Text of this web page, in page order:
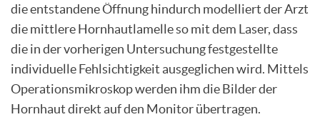
die entstandene Öffnung hindurch modelliert der Arzt
die mittlere Hornhautlamelle so mit dem Laser, dass
die in der vorherigen Untersuchung festgestellte
individuelle Fehlsichtigkeit ausgeglichen wird. Mittels
Operationsmikroskop werden ihm die Bilder der
Hornhaut direkt auf den Monitor übertragen.